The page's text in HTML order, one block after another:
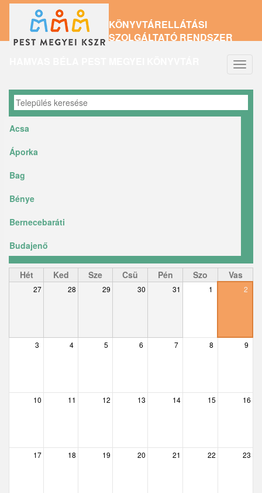
tartalomra
KÖNYVTÁRELLÁTÁSI
SZOLGÁLTATÓ RENDSZER
Acsa
Áporka
Bag
Bénye
Bernecebaráti
Budajenő
Ceglédbercel
Csemő
Csobánka
Délegyháza
Hét Ked Sze Csü Pén Szo Vas
27 28 29 30 31 1 2
3 4 5 6 7 8 9
10 11 12 13 14 15 16
17 18 19 20 21 22 23